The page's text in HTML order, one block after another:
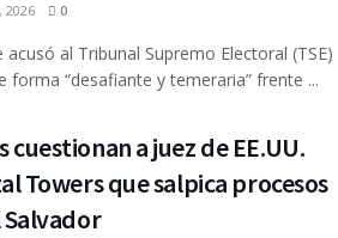
2026 0
acusó al Tribunal Supremo Electoral (TSE)
forma “desafiante y temeraria” frente ...
a juez de EE.UU.
Towers que salpica procesos
Salvador